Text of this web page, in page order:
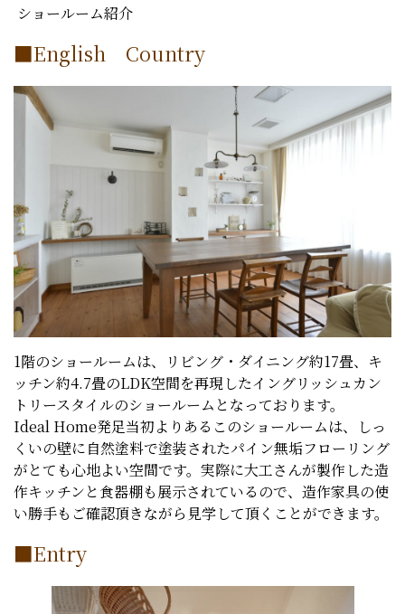
ショールーム紹介
■English Country
1階のショールームは、リビング・ダイニング約17畳、キ
ッチン約4.7畳のLDK空間を再現したイングリッシュカン
トリースタイルのショールームとなっております。
Ideal Home発足当初よりあるこのショールームは、しっ
くいの壁に自然塗料で塗装されたパイン無垢フローリング
がとても心地よい空間です。実際に大工さんが製作した造
作キッチンと食器棚も展示されているので、造作家具の使
い勝手もご確認頂きながら見学して頂くことができます。
■Entry